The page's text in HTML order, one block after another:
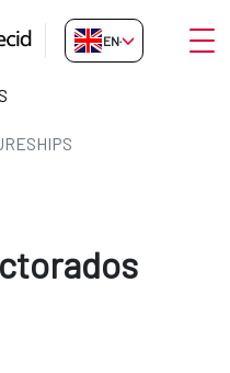
EN-GB